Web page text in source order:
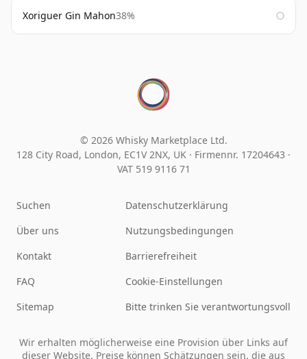
Xoriguer Gin Mahon38%
© 2026 Whisky Marketplace Ltd.
128 City Road, London, EC1V 2NX, UK · Firmennr. 17204643 ·
VAT 519 9116 71
Suchen
Über uns
Kontakt
FAQ
Sitemap
Datenschutzerklärung
Nutzungsbedingungen
Barrierefreiheit
Cookie-Einstellungen
Bitte trinken Sie verantwortungsvoll
Wir erhalten möglicherweise eine Provision über Links auf
dieser Website. Preise können Schätzungen sein, die aus